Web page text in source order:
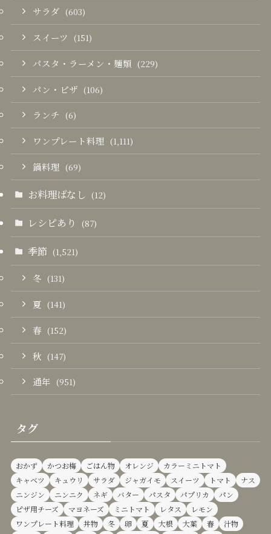
サラダ (603)
スイーツ (151)
パスタ・ラーメン・麺類 (229)
パン・ピザ (106)
ランチ (6)
ワンプレート料理 (1,111)
鍋料理 (69)
お料理ばなし (12)
レシピあり (87)
季節 (1,521)
冬 (131)
夏 (141)
春 (152)
秋 (147)
通年 (951)
タグ
おかず かつお梅 ごはん物 オレンジ
カラーミニトマト
キャベツ
キュウリ サラダ ジャガイモ スイーツ トマト
ナス
ニンジン
ニンニク ネギ バター パスタ パプリカ
パン
ピザ用チーズ
マヨネーズ ミニトマト レタス
レモン
ワンプレート料理
丼物 冬 卵 夏 大根 大葉 春
汁物